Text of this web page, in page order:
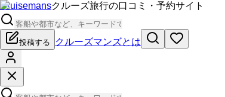
Cruisemansクルーズ旅行の口コミ・予約サイト
投稿する クルーズマンズとは